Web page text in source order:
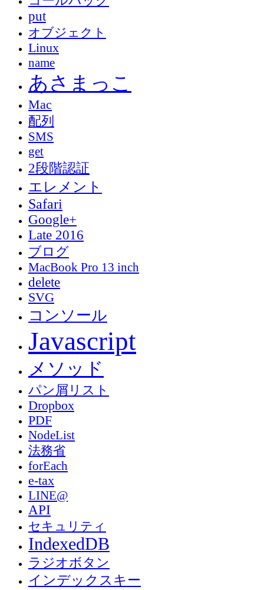
put
オブジェクト
Linux
name
あさまっこ
Mac
配列
SMS
get
2段階認証
エレメント
Safari
Google+
Late 2016
ブログ
MacBook Pro 13 inch
delete
SVG
コンソール
Javascript
メソッド
パン屑リスト
Dropbox
PDF
NodeList
法務省
forEach
e-tax
LINE@
API
セキュリティ
IndexedDB
ラジオボタン
インデックスキー